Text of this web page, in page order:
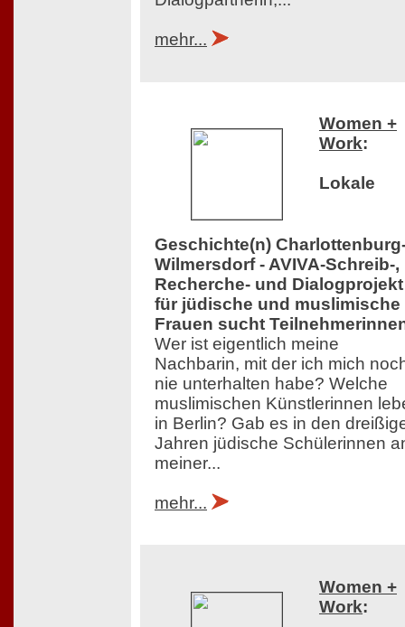
mehr...
Women +
Work:
Lokale
Geschichte(n)
Wilmersdorf - AVIVA-Schreib-,
Recherche- und Dialogprojekt
für jüdische und muslimische
Frauen sucht
Wer ist eigentlich meine
Nachbarin, mit der ich mich
nie unterhalten habe? Welche
muslimischen Künstlerinnen
in Berlin? Gab es in den
Jahren jüdische Schülerinnen
meiner...
mehr...
Women +
Work: